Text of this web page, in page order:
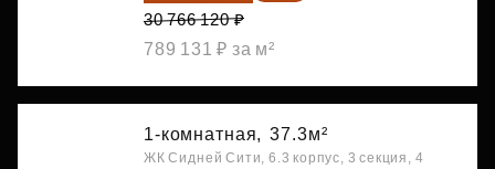
30 766 120 ₽
789 131 ₽ за м²
1-комнатная, 37.3м²
ЖК Сидней Сити, 6.3 корпус, 3 секция, 4